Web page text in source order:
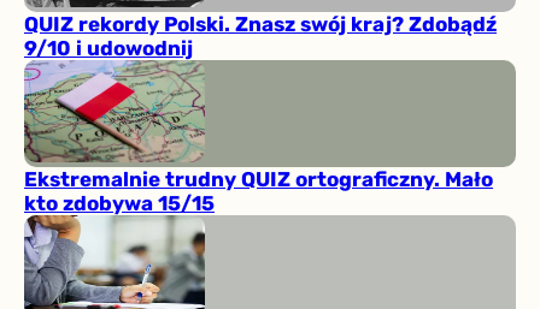
QUIZ rekordy Polski. Znasz swój kraj? Zdobądź
9/10 i udowodnij
Ekstremalnie trudny QUIZ ortograficzny. Mało
kto zdobywa 15/15